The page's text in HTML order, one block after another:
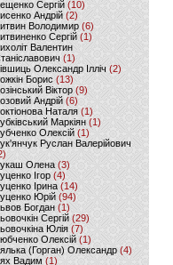
Сергій (10)
Андрій (2)
Володимир (6)
Сергій (1)
Валентин
(1)
Олександр Ілліч (2)
Борис(13)
Віктор(9)
Андрій (6)
Наталя (1)
Маркіян(1)
Олексій (1)
Руслан Валерійович
Олена (3)
Ігор (4)
Ірина (14)
Юрій (94)
Богдан (1)
Сергій (29)
Юлія(7)
Олексій(1)
(Горган) Олександр(4)
Вадим (1)